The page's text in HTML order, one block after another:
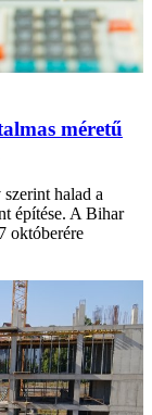
méretű
halad a
építése. A Bihar
októberére